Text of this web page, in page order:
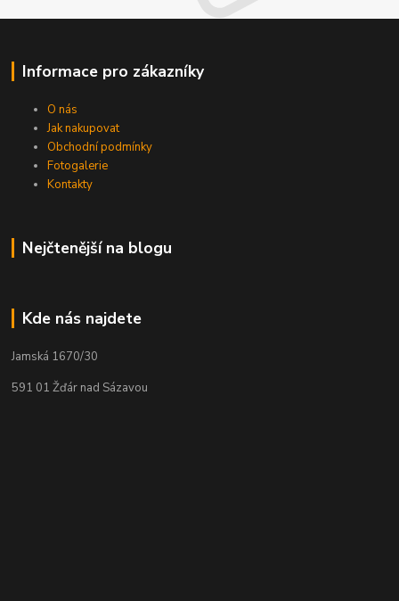
Informace pro zákazníky
O nás
Jak nakupovat
Obchodní podmínky
Fotogalerie
Kontakty
Nejčtenější na blogu
Kde nás najdete
Jamská 1670/30
591 01 Žďár nad Sázavou